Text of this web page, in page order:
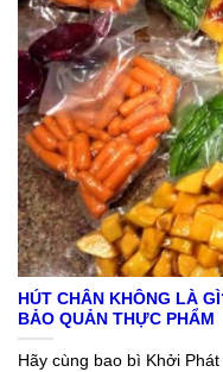
HÚT CHÂN KHÔNG LÀ
BẢO QUẢN THỰC PHẨM
Hãy cùng bao bì Khởi